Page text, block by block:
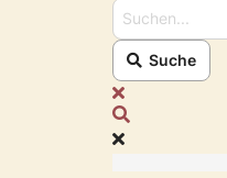
Suche
x